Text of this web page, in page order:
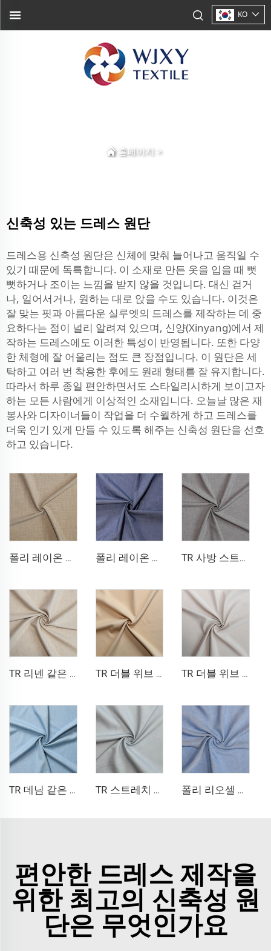
KO
홈페이지 >
신축성 있는 드레스 원단
드레스용 신축성 원단은 신체에 맞춰 늘어나고 움직일 수
있기 때문에 독특합니다. 이 소재로 만든 옷을 입을 때 뻣
뻣하거나 조이는 느낌을 받지 않을 것입니다. 대신 걷거
나, 일어서거나, 원하는 대로 앉을 수도 있습니다. 이것은
잘 맞는 핏과 아름다운 실루엣의 드레스를 제작하는 데 중
요하다는 점이 널리 알려져 있으며, 신양(Xinyang)에서 제
작하는 드레스에도 이러한 특성이 반영됩니다. 또한 다양
한 체형에 잘 어울리는 점도 큰 장점입니다. 이 원단은 세
탁하고 여러 번 착용한 후에도 원래 형태를 잘 유지합니다.
따라서 하루 종일 편안하면서도 스타일리시하게 보이고자
하는 모든 사람에게 이상적인 소재입니다. 오늘날 많은 재
봉사와 디자이너들이 작업을 더 수월하게 하고 드레스를
더욱 인기 있게 만들 수 있도록 해주는 신축성 원단을 선호
하고 있습니다.
폴리 레이온 스트레치 팬츠 원단 폴리 레이온 데님 같은 원단 TR 사방 스트레치 팬츠 원단
TR 리넨 같은 블레이저 원단 TR 더블 위브 드레스 원단 TR 더블 위브 드레스 원단
TR 데님 같은 원단 TR 스트레치 데님 같은 원단 폴리 리오셀 데님처럼 보이는 원단
편안한 드레스 제작을
위한 최고의 신축성 원
단은 무엇인가요